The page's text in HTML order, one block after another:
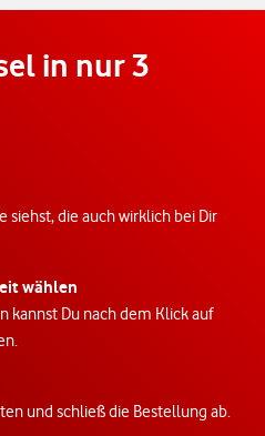
in nur 3
siehst, die auch wirklich bei Dir
wählen
kannst Du nach dem Klick auf
und schließ die Bestellung ab.